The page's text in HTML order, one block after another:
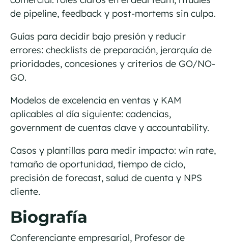
de pipeline, feedback y post-mortems sin culpa.
Guías para decidir bajo presión y reducir
errores: checklists de preparación, jerarquía de
prioridades, concesiones y criterios de GO/NO-
GO.
Modelos de excelencia en ventas y KAM
aplicables al día siguiente: cadencias,
government de cuentas clave y accountability.
Casos y plantillas para medir impacto: win rate,
tamaño de oportunidad, tiempo de ciclo,
precisión de forecast, salud de cuenta y NPS
cliente.
Biografía
Conferenciante empresarial, Profesor de